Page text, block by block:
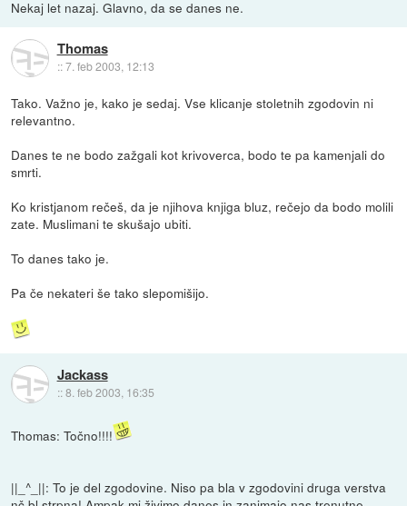
Nekaj let nazaj. Glavno, da se danes ne.
Thomas
::7. feb 2003, 12:13
Tako. Važno je, kako je sedaj. Vse klicanje stoletnih zgodovin ni
relevantno.
Danes te ne bodo zažgali kot krivoverca, bodo te pa kamenjali do
smrti.
Ko kristjanom rečeš, da je njihova knjiga bluz, rečejo da bodo molili
zate. Muslimani te skušajo ubiti.
To danes tako je.
Pa če nekateri še tako slepomišijo.
Jackass
::8. feb 2003, 16:35
Thomas: Točno!!!!
||_^_||: To je del zgodovine. Niso pa bla v zgodovini druga verstva